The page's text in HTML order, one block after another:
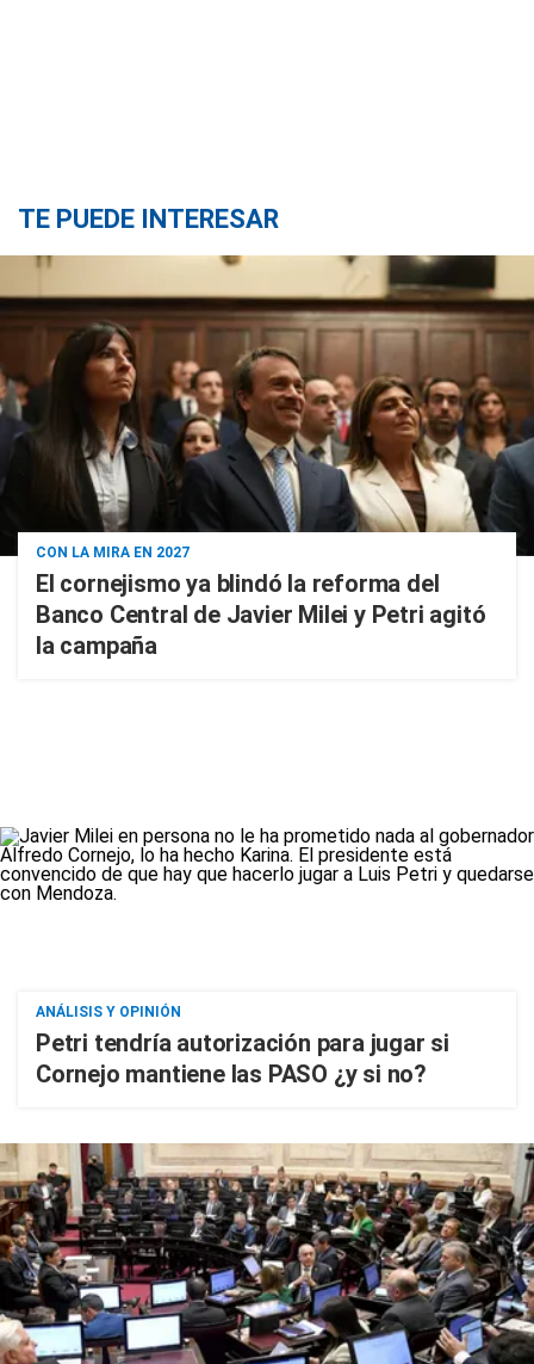
TE PUEDE INTERESAR
CON LA MIRA EN 2027
El cornejismo ya blindó la reforma del
Banco Central de Javier Milei y Petri agitó
la campaña
ANÁLISIS Y OPINIÓN
Petri tendría autorización para jugar si
Cornejo mantiene las PASO ¿y si no?